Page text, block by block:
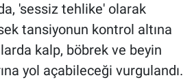
'sessiz tehlike' olarak
tansiyonun kontrol altına
kalp, böbrek ve beyin
yol açabileceği vurgulandı.